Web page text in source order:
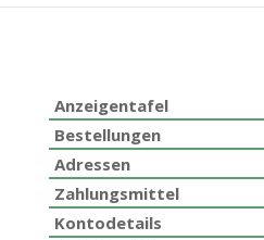
Anzeigentafel
Bestellungen
Adressen
Zahlungsmittel
Kontodetails